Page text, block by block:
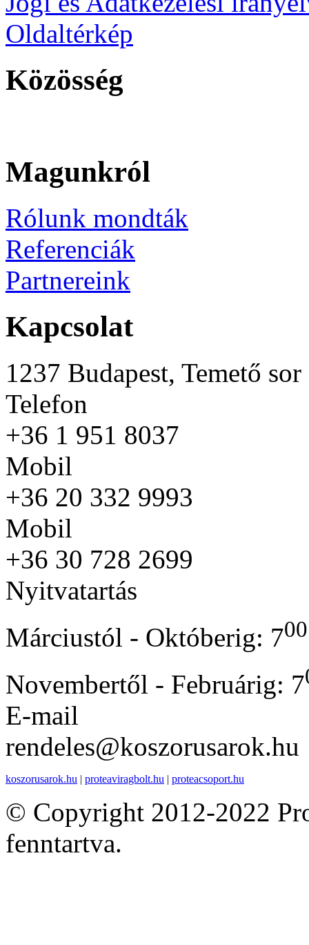
Oldaltérkép
Közösség
Magunkról
Rólunk mondták
Referenciák
Partnereink
Kapcsolat
1237 Budapest, Temető
Telefon
+36 1 951 8037
Mobil
+36 20 332 9993
Mobil
+36 30 728 2699
Nyitvatartás
Márciustól - Októberig: 700
Novembertől - Februárig: 7
E-mail
rendeles@koszorusarok.hu
koszorusarok.hu | proteaviragbolt.hu | proteacsoport.hu
© Copyright 2012-2022
fenntartva.